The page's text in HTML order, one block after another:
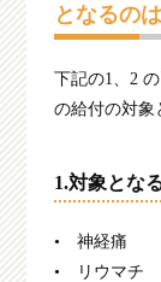
となるの
下記の1、2
の給付の対象
1.対象とな
• 神経痛
• リウマチ